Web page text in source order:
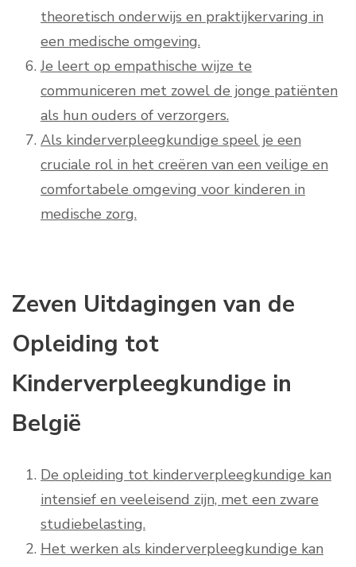
theoretisch onderwijs en praktijkervaring in
een medische omgeving.
Je leert op empathische wijze te
communiceren met zowel de jonge patiënten
als hun ouders of verzorgers.
Als kinderverpleegkundige speel je een
cruciale rol in het creëren van een veilige en
comfortabele omgeving voor kinderen in
medische zorg.
Zeven Uitdagingen van de
Opleiding tot
Kinderverpleegkundige in
België
De opleiding tot kinderverpleegkundige kan
intensief en veeleisend zijn, met een zware
studiebelasting.
Het werken als kinderverpleegkundige kan